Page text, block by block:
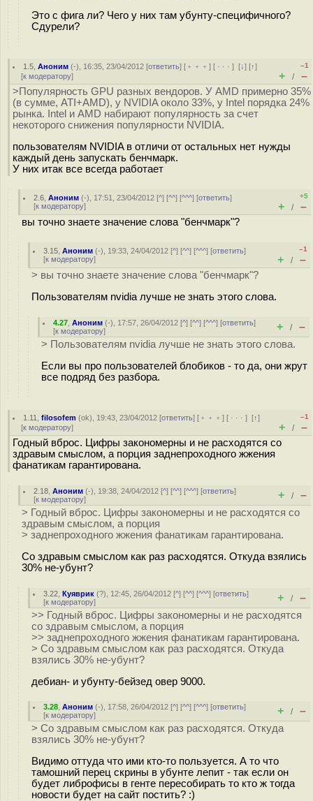
Это с фига ли? Чего у них там убунту-специфичного?
Сдурели?
1.5 ,Аноним (-), 16:35, 23/04/2012 [ответить] [ ﹢﹢﹢] [ · · ·][↓] [↑]
[к модератору]
–1
+ / –
>Популярность GPU разных вендоров. У AMD примерно 35%
(в сумме, ATI+AMD), у NVIDIA около 33%, у Intel порядка 24%
рынка. Intel и AMD набирают популярность за счет
некоторого снижения популярности NVIDIA.
пользователям NVIDIA в отличи от остальных нет нужды
каждый день запускать бенчмарк.
У них итак все всегда работает
2.6 ,Аноним (-), 17:51, 23/04/2012 [^] [^^] [^^^] [ответить]
[к модератору]
+5
+ / –
вы точно знаете значение слова "бенчмарк"?
3.15 ,Аноним (-), 19:33, 24/04/2012 [^] [^^] [^^^] [ответить]
[к модератору]
–1
+ / –
> вы точно знаете значение слова "бенчмарк"?
Пользователям nvidia лучше не знать этого слова.
4.27 ,Аноним (-), 17:57, 26/04/2012 [^] [^^] [^^^] [ответить]
[к модератору] + / –
> Пользователям nvidia лучше не знать этого слова.
Если вы про пользователей блобиков - то да, они жрут
все подряд без разбора.
1.11 ,filosofem (ok), 19:43, 23/04/2012 [ответить] [ ﹢﹢﹢] [ · · ·][↑]
[к модератору]
–1
+ / –
Годный вброс. Цифры закономерны и не расходятся со
здравым смыслом, а порция заднепроходного жжения
фанатикам гарантирована.
2.18 ,Аноним (-), 19:38, 24/04/2012 [^] [^^] [^^^] [ответить]
[к модератору] + / –
> Годный вброс. Цифры закономерны и не расходятся со
здравым смыслом, а порция
> заднепроходного жжения фанатикам гарантирована.
Со здравым смыслом как раз расходятся. Откуда взялись
30% не-убунт?
3.22 ,Куяврик (?), 12:45, 26/04/2012 [^] [^^] [^^^] [ответить]
[к модератору] + / –
>> Годный вброс. Цифры закономерны и не расходятся
со здравым смыслом, а порция
>> заднепроходного жжения фанатикам гарантирована.
> Со здравым смыслом как раз расходятся. Откуда
взялись 30% не-убунт?
дебиан- и убунту-бейзед овер 9000.
3.28 ,Аноним (-), 17:58, 26/04/2012 [^] [^^] [^^^] [ответить]
[к модератору] + / –
> Со здравым смыслом как раз расходятся. Откуда
взялись 30% не-убунт?
Видимо оттуда что ими кто-то пользуется. А то что
тамошний перец скрины в убунте лепит - так если он
будет либрофисы в генте пересобирать то кто ж тогда
новости будет на сайт постить? :)